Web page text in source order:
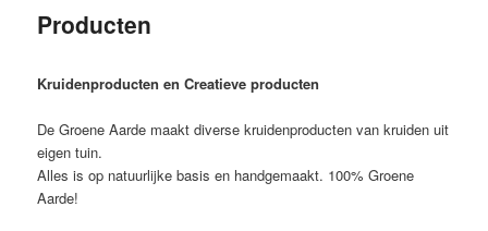
Producten
Kruidenproducten en Creatieve producten
De Groene Aarde maakt diverse kruidenproducten van kruiden uit
eigen tuin.
Alles is op natuurlijke basis en handgemaakt. 100% Groene
Aarde!